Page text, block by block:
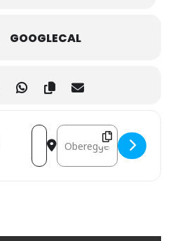
GOOGLECAL
Address - Blumen- und
Destination Address -